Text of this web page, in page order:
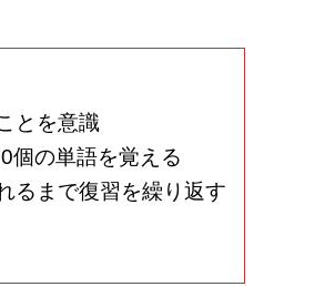
とを意識
の単語を覚える
るまで復習を繰り返す